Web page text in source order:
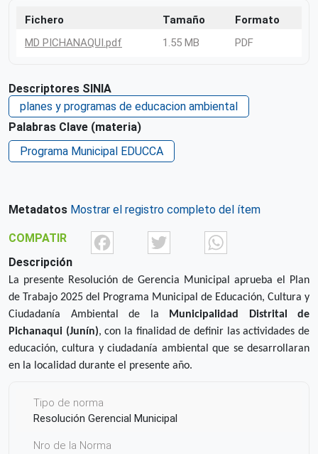
Fichero Tamaño
Formato
MD PICHANAQUI.pdf
1.55 MB PDF
Descriptores SINIA
planes y programas de educacion ambiental
Palabras Clave (materia)
Programa Municipal EDUCCA
Metadatos Mostrar el registro completo del ítem
COMPATIR FacebookTwitter
Descripción
La presente Resolución de Gerencia Municipal aprueba el Plan
de Trabajo 2025 del Programa Municipal de Educación, Cultura y
Ciudadanía Ambiental de la Municipalidad Distrital de
Pichanaqui (Junín), con la finalidad de definir las actividades de
educación, cultura y ciudadanía ambiental que se desarrollaran
en la localidad durante el presente año.
Tipo de norma
Resolución Gerencial Municipal
Nro de la Norma